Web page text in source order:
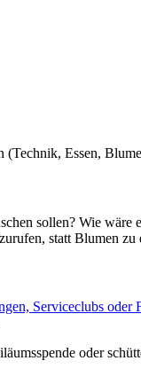
Essen,
sollen? Wie
statt Blumen
Serviceclubs oder
oder